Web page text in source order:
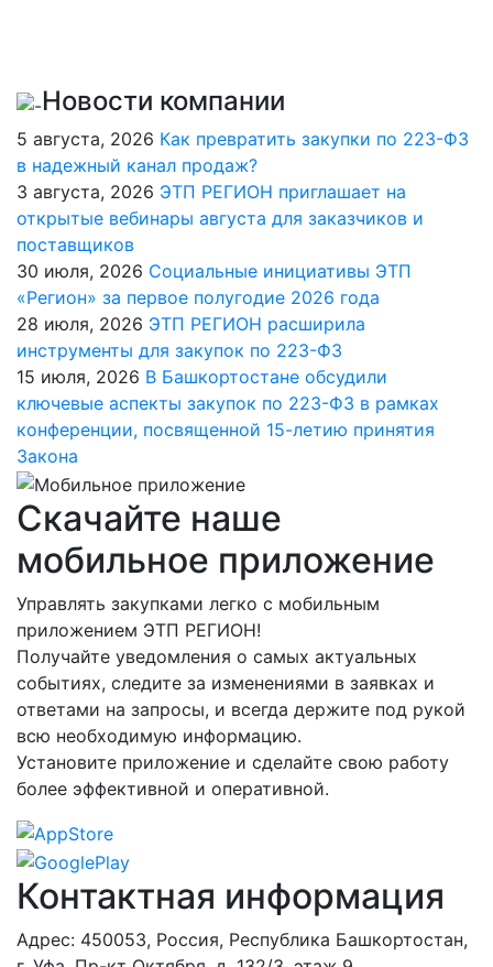
Новости компании
5 августа, 2026 Как превратить закупки по 223-ФЗ
в надежный канал продаж?
3 августа, 2026 ЭТП РЕГИОН приглашает на
открытые вебинары августа для заказчиков и
поставщиков
30 июля, 2026 Социальные инициативы ЭТП
«Регион» за первое полугодие 2026 года
28 июля, 2026 ЭТП РЕГИОН расширила
инструменты для закупок по 223-ФЗ
15 июля, 2026 В Башкортостане обсудили
ключевые аспекты закупок по 223-ФЗ в рамках
конференции, посвященной 15-летию принятия
Закона
Скачайте наше
мобильное приложение
Управлять закупками легко с мобильным
приложением ЭТП РЕГИОН!
Получайте уведомления о самых актуальных
событиях, следите за изменениями в заявках и
ответами на запросы, и всегда держите под рукой
всю необходимую информацию.
Установите приложение и сделайте свою работу
более эффективной и оперативной.
Контактная информация
Адрес: 450053, Россия, Республика Башкортостан,